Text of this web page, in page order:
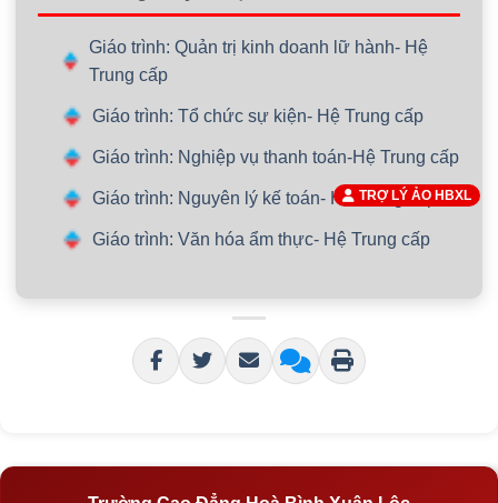
Giáo trình: Quản trị kinh doanh lữ hành- Hệ
Trung cấp
Giáo trình: Tổ chức sự kiện- Hệ Trung cấp
Giáo trình: Nghiệp vụ thanh toán-Hệ Trung cấp
Giáo trình: Nguyên lý kế toán- Hệ Trung cấp
Giáo trình: Văn hóa ẩm thực- Hệ Trung cấp
TRỢ LÝ ẢO HBXL